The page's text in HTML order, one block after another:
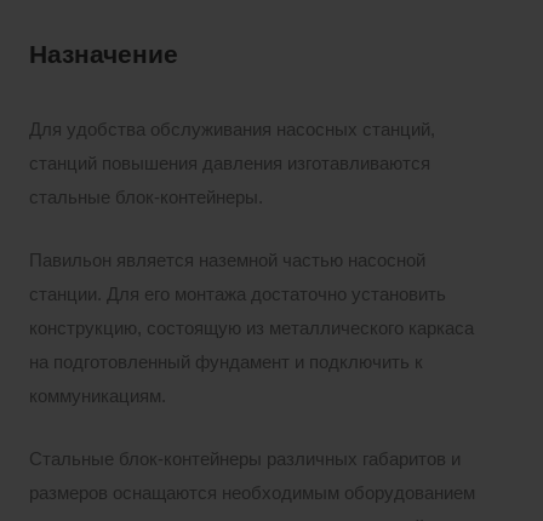
Назначение
Для удобства обслуживания насосных станций,
станций повышения давления изготавливаются
стальные блок-контейнеры.
Павильон является наземной частью насосной
станции. Для его монтажа достаточно установить
конструкцию, состоящую из металлического каркаса
на подготовленный фундамент и подключить к
коммуникациям.
Стальные блок-контейнеры различных габаритов и
размеров оснащаются необходимым оборудованием